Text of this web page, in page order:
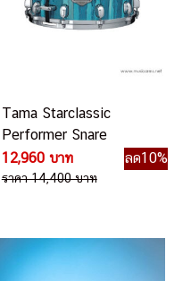
Tama Starclassic
Performer Snare
MBSS65 กลองสแนร์
12,960 บาท ลด10%
ราคา 14,400 บาท